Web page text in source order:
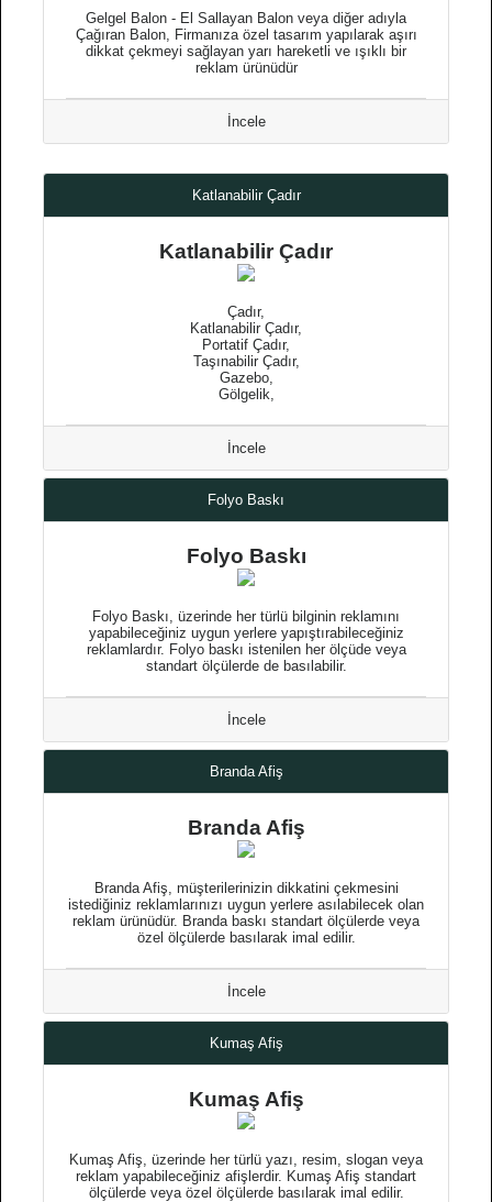
Gelgel Balon - El Sallayan Balon veya diğer adıyla
Çağıran Balon, Firmanıza özel tasarım yapılarak aşırı
dikkat çekmeyi sağlayan yarı hareketli ve ışıklı bir
reklam ürünüdür
İncele
Katlanabilir Çadır
Katlanabilir Çadır
Çadır,
Katlanabilir Çadır,
Portatif Çadır,
Taşınabilir Çadır,
Gazebo,
Gölgelik,
İncele
Folyo Baskı
Folyo Baskı
Folyo Baskı, üzerinde her türlü bilginin reklamını
yapabileceğiniz uygun yerlere yapıştırabileceğiniz
reklamlardır. Folyo baskı istenilen her ölçüde veya
standart ölçülerde de basılabilir.
İncele
Branda Afiş
Branda Afiş
Branda Afiş, müşterilerinizin dikkatini çekmesini
istediğiniz reklamlarınızı uygun yerlere asılabilecek olan
reklam ürünüdür. Branda baskı standart ölçülerde veya
özel ölçülerde basılarak imal edilir.
İncele
Kumaş Afiş
Kumaş Afiş
Kumaş Afiş, üzerinde her türlü yazı, resim, slogan veya
reklam yapabileceğiniz afişlerdir. Kumaş Afiş standart
ölçülerde veya özel ölçülerde basılarak imal edilir.